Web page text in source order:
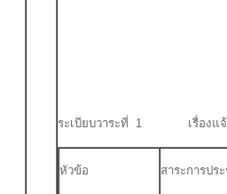
ระเบียบวาระที่ 1 เรื่องแจ้ง
หัวข้อ สาระการปร